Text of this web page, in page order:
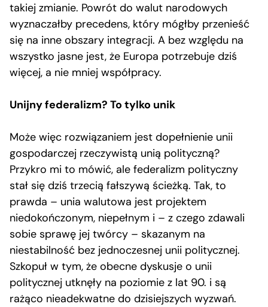
takiej zmianie. Powrót do walut narodowych
wyznaczałby precedens, który mógłby przenieść
się na inne obszary integracji. A bez względu na
wszystko jasne jest, że Europa potrzebuje dziś
więcej, a nie mniej współpracy.
Unijny federalizm? To tylko unik
Może więc rozwiązaniem jest dopełnienie unii
gospodarczej rzeczywistą unią polityczną?
Przykro mi to mówić, ale federalizm polityczny
stał się dziś trzecią fałszywą ścieżką. Tak, to
prawda – unia walutowa jest projektem
niedokończonym, niepełnym i – z czego zdawali
sobie sprawę jej twórcy – skazanym na
niestabilność bez jednoczesnej unii politycznej.
Szkopuł w tym, że obecne dyskusje o unii
politycznej utknęły na poziomie z lat 90. i są
rażąco nieadekwatne do dzisiejszych wyzwań.